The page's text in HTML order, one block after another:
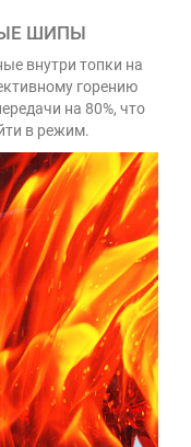
ШИПЫ
внутри топки на
горению
на 80%, что
в режим.